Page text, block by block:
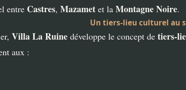
entre Castres, Mazamet et la Montagne Noire.
Un tiers-lieu culturel au
Villa La Ruine développe le concept de tiers-
aux :